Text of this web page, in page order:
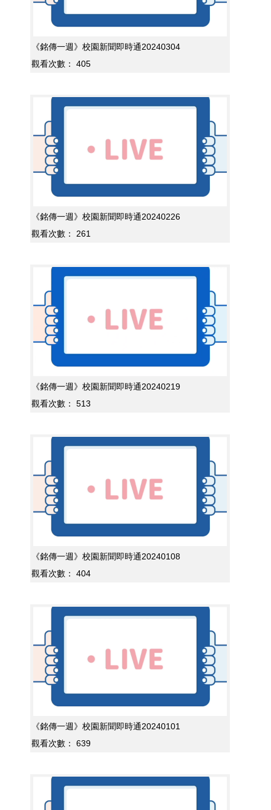
《銘傳一週》校園新聞即時通20240304
觀看次數：
405
《銘傳一週》校園新聞即時通20240226
觀看次數：
261
《銘傳一週》校園新聞即時通20240219
觀看次數：
513
《銘傳一週》校園新聞即時通20240108
觀看次數：
404
《銘傳一週》校園新聞即時通20240101
觀看次數：
639